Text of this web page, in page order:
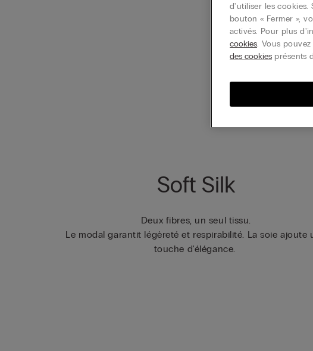
Soft Silk
Deux fibres, un seul tissu.
Le modal garantit légèreté et respirabilité. La soie ajoute
touche d'élégance.
d'utiliser les cookies.
bouton « Fermer »,
activés. Pour plus
cookies. Vous
des cookies présents